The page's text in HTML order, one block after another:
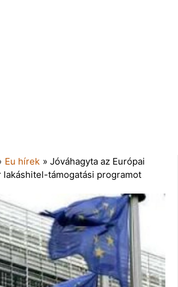
Eu hírek » Jóváhagyta az Európai
lakáshitel-támogatási programot